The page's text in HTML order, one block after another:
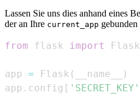
Lassen Sie uns dies anhand eines
der an Ihre current_app gebunden
from flask import Flask
app = Flask ( __name__
)
app . config [ 'SECRET_KEY'